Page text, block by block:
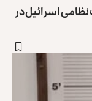
نظامی اسرائیل در